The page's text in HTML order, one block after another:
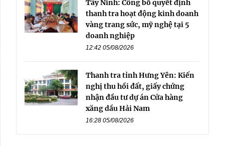
Tây Ninh: Công bố quyết định
thanh tra hoạt động kinh doanh
vàng trang sức, mỹ nghệ tại 5
doanh nghiệp
12:42 05/08/2026
Thanh tra tỉnh Hưng Yên: Kiến
nghị thu hồi đất, giấy chứng
nhận đầu tư dự án Cửa hàng
xăng dầu Hải Nam
16:28 05/08/2026